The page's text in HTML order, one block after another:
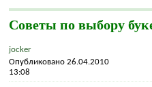
Советы по выбору
jocker
Опубликовано 26.04.2010
13:08